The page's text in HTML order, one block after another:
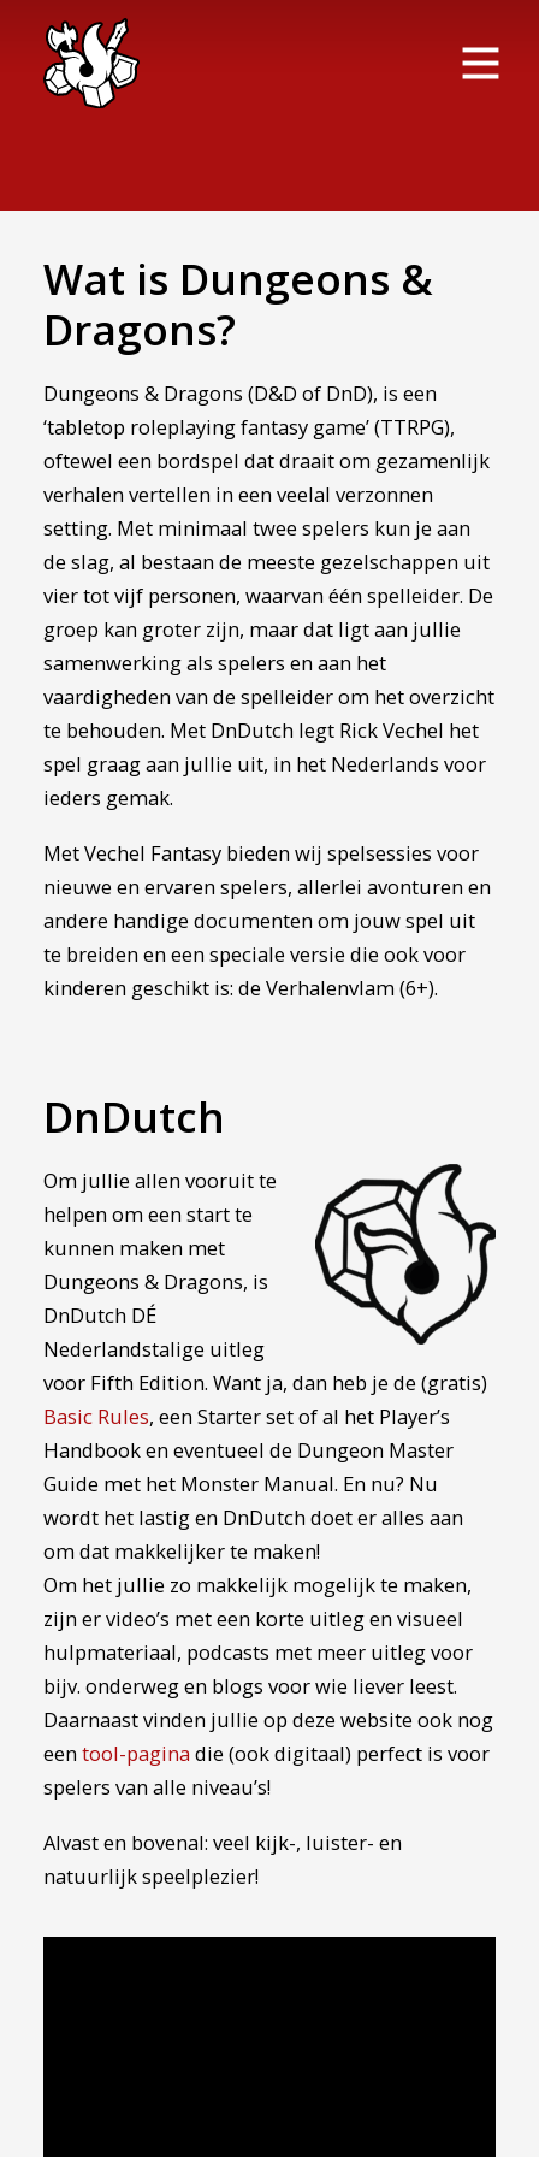
Wat is Dungeons &
Dragons?
Dungeons & Dragons (D&D of DnD), is een
‘tabletop roleplaying fantasy game’ (TTRPG),
oftewel een bordspel dat draait om gezamenlijk
verhalen vertellen in een veelal verzonnen
setting. Met minimaal twee spelers kun je aan
de slag, al bestaan de meeste gezelschappen uit
vier tot vijf personen, waarvan één spelleider. De
groep kan groter zijn, maar dat ligt aan jullie
samenwerking als spelers en aan het
vaardigheden van de spelleider om het overzicht
te behouden. Met DnDutch legt Rick Vechel het
spel graag aan jullie uit, in het Nederlands voor
ieders gemak.
Met Vechel Fantasy bieden wij spelsessies voor
nieuwe en ervaren spelers, allerlei avonturen en
andere handige documenten om jouw spel uit
te breiden en een speciale versie die ook voor
kinderen geschikt is: de Verhalenvlam (6+).
DnDutch
Om jullie allen vooruit te
helpen om een start te
kunnen maken met
Dungeons & Dragons, is
DnDutch DÉ
Nederlandstalige uitleg
voor Fifth Edition. Want ja, dan heb je de (gratis)
Basic Rules, een Starter set of al het Player’s
Handbook en eventueel de Dungeon Master
Guide met het Monster Manual. En nu? Nu
wordt het lastig en DnDutch doet er alles aan
om dat makkelijker te maken!
Om het jullie zo makkelijk mogelijk te maken,
zijn er video’s met een korte uitleg en visueel
hulpmateriaal, podcasts met meer uitleg voor
bijv. onderweg en blogs voor wie liever leest.
Daarnaast vinden jullie op deze website ook nog
een tool-pagina die (ook digitaal) perfect is voor
spelers van alle niveau’s!
Alvast en bovenal: veel kijk-, luister- en
natuurlijk speelplezier!